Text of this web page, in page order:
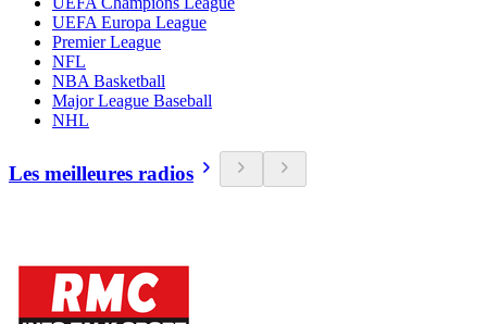
UEFA Europa League
Premier League
NFL
NBA Basketball
Major League Baseball
NHL
Les meilleures radios